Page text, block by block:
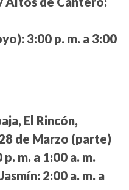
3:00 p. m. a 3:00
El Rincón,
de Marzo (parte)
p. m. a 1:00 a. m.
2:00 a. m. a